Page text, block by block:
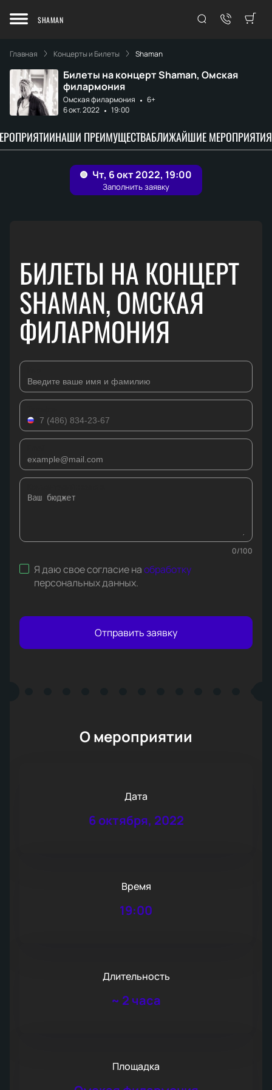
SHAMAN
Главная Концерты и Билеты Shaman
Билеты на концерт Shaman, Омская
филармония
Омская филармония
6+
6 окт. 2022
19:00
НАШИ ПРЕИМУЩЕСТВАБЛИЖАЙШИЕ МЕРОПРИЯТИЯ
БИЛЕТЫ НА КОНЦЕРТ
SHAMAN, ОМСКАЯ
ФИЛАРМОНИЯ
0/100
Я даю свое согласие наобработку
персональных данных.
Отправить заявку
О мероприятии
Дата
6 октября, 2022
Время
19:00
Длительность
~ 2 часа
Площадка